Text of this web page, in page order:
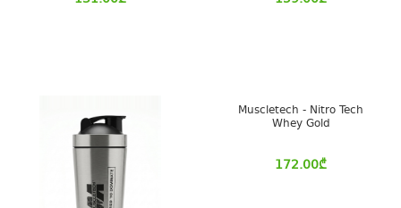
Muscletech - Nitro Tech
Whey Gold
172.00₾